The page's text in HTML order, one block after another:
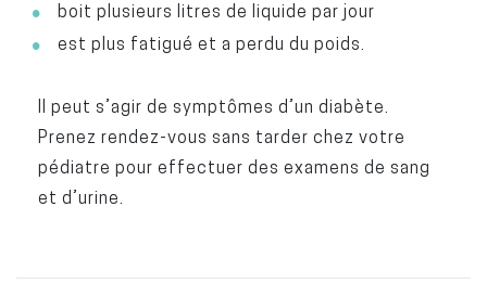
boit plusieurs litres de liquide par jour
est plus fatigué et a perdu du poids.
Il peut s’agir de symptômes d’un diabète.
Prenez rendez-vous sans tarder chez votre
pédiatre pour effectuer des examens de sang
et d’urine.